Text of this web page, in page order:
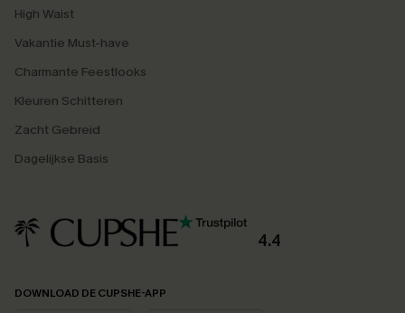
High Waist
Vakantie Must-have
Charmante Feestlooks
Kleuren Schitteren
Zacht Gebreid
Dagelijkse Basis
4.4
DOWNLOAD DE CUPSHE-APP